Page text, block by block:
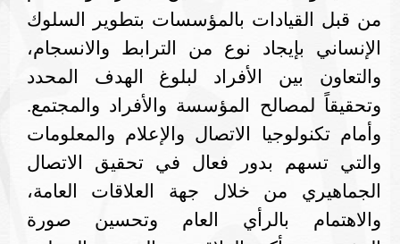
من قبل القيادات بالمؤسسات بتطوير السلوك
الإنساني بإيجاد نوع من الترابط والانسجام،
والتعاون بين الأفراد لبلوغ الهدف المحدد
وتحقيقاً لمصالح المؤسسة والأفراد والمجتمع.
وأمام تكنولوجيا الاتصال والإعلام والمعلومات
والتي تسهم بدور فعال في تحقيق الاتصال
الجماهيري من خلال جهة العلاقات العامة،
والاهتمام بالرأي العام وتحسين صورة